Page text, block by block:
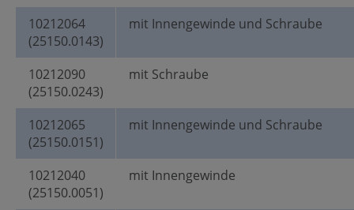
10212064
(25150.0143)
mit Innengewinde und Schraube
10212090
(25150.0243)
mit Schraube
10212065
(25150.0151)
mit Innengewinde und Schraube
10212040
(25150.0051)
mit Innengewinde